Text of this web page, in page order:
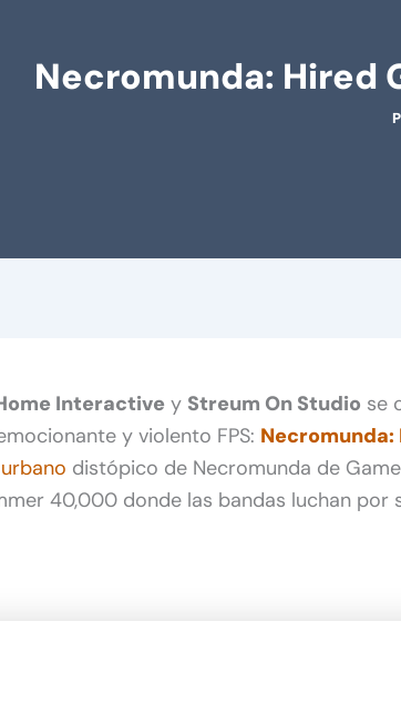
Necromunda: Hired
Interactive y Streum On Studio se
y violento FPS: Necromunda:
distópico de Necromunda de
40,000 donde las bandas luchan por